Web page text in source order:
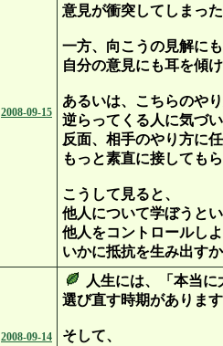
2008-09-15
意見が衝突してしまっ
一方、向こうの見解に
自分の意見にも耳を傾
あるいは、こちらのや
逆らってくる人に気づ
反面、相手のやり方に
もっと素直に接しても
こうして見ると、
他人について学ぼうと
他人をコントロールし
いかに抵抗を生み出す
2008-09-14
人生には、「本当
選び直す時期がありま
そして、